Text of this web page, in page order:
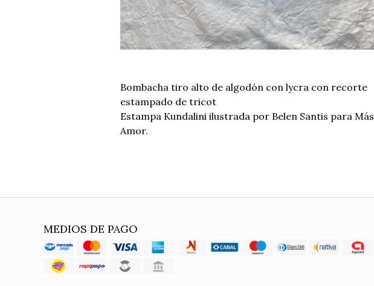
Bombacha tiro alto de algodón con lycra con recorte
estampado de tricot
Estampa Kundalini ilustrada por Belen Santis para Más
Amor.
MEDIOS DE PAGO